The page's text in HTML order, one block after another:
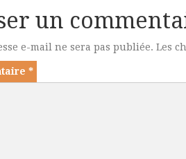
un
e-mail ne sera pas publiée. Les
*